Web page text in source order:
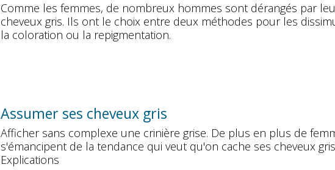
Comme les femmes, de nombreux hommes sont dérangés par
cheveux gris. Ils ont le choix entre deux méthodes pour les
la coloration ou la repigmentation.
Assumer ses cheveux gris
Afficher sans complexe une crinière grise. De plus en plus de
s'émancipent de la tendance qui veut qu'on cache ses cheveux
Explications